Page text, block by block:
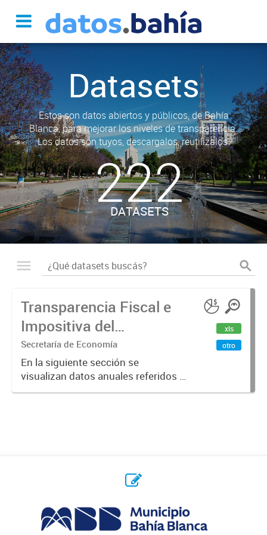
Datasets
Estos son datos abiertos y públicos, de Bahía
Blanca, para mejorar los niveles de transparencia.
Los datos son tuyos, descargalos, reutilizalos.
222
DATASETS
Transparencia Fiscal e
Impositiva del
Municipio. Año 2023
Secretaría de Economía
En la siguiente sección se
visualizan datos anuales referidos a
la transparencia fiscal e impositiva
xls
otro